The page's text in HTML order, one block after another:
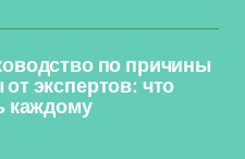
по причины
экспертов: что
каждому